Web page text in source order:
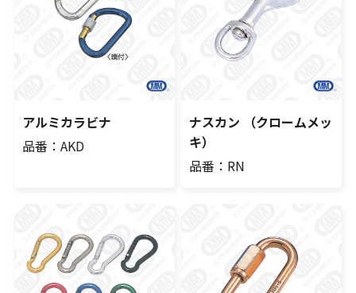
アルミカラビナ
品番：AKD
ナスカン （クロームメッ
キ）
品番：RN